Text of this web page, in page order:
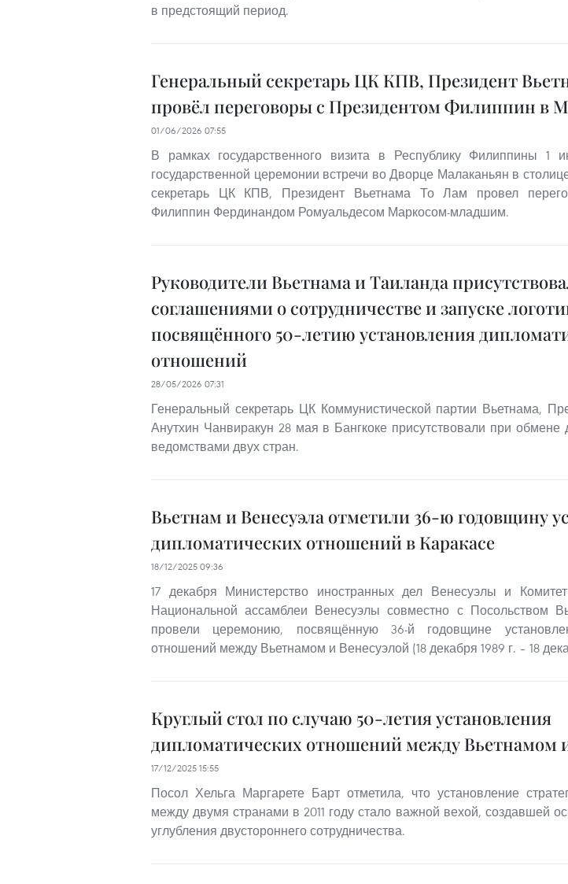
в предстоящий период.
Генеральный секретарь ЦК КПВ, Президент
провёл переговоры с Президентом Филиппин в
01/06/2026 07:55
В рамках государственного визита в Республику Филиппины 1
государственной церемонии встречи во Дворце Малаканьян в
секретарь ЦК КПВ, Президент Вьетнама То Лам провел
Филиппин Фердинандом Ромуальдесом Маркосом-младшим.
Руководители Вьетнама и Таиланда
соглашениями о сотрудничестве и запуске
посвящённого 50-летию установления
отношений
28/05/2026 07:31
Генеральный секретарь ЦК Коммунистической партии Вьетнама,
Анутхин Чанвиракун 28 мая в Бангкоке присутствовали при
ведомствами двух стран.
Вьетнам и Венесуэла отметили 36-ю годовщину
дипломатических отношений в Каракасе
18/12/2025 09:36
17 декабря Министерство иностранных дел Венесуэлы и
Национальной ассамблеи Венесуэлы совместно с Посольством
провели церемонию, посвящённую 36-й годовщине
отношений между Вьетнамом и Венесуэлой (18 декабря 1989 г. – 18
Круглый стол по случаю 50-летия установления
дипломатических отношений между Вьетнамом
17/12/2025 15:55
Посол Хельга Маргарете Барт отметила, что установление
между двумя странами в 2011 году стало важной вехой, создавшей
углубления двустороннего сотрудничества.